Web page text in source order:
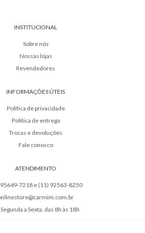
INSTITUCIONAL
Sobre nós
Nossas lojas
Revendedores
INFORMAÇÕES ÚTEIS
Política de privacidade
Política de entrega
Trocas e devoluções
Fale conosco
ATENDIMENTO
7218 e (11) 92563-8250
a Sexta, das 8h às 18h